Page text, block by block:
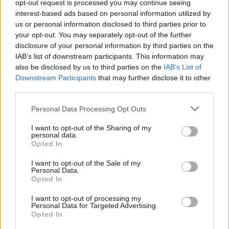
opt-out request is processed you may continue seeing
interest-based ads based on personal information utilized by
us or personal information disclosed to third parties prior to
your opt-out. You may separately opt-out of the further
disclosure of your personal information by third parties on the
IAB’s list of downstream participants. This information may
also be disclosed by us to third parties on the IAB’s List of
Downstream Participants that may further disclose it to other
Personal Data Processing Opt Outs
I want to opt-out of the Sharing of my
personal data.
Opted In
I want to opt-out of the Sale of my
Personal Data.
Opted In
I want to opt-out of processing my
Personal Data for Targeted Advertising.
Opted In
26.9.2000 14:30 | PRAHA (EkoList)
RoliSvětové bankya dalších mezinárodních finančních institucí při
poválečné obnově zemí bývalé Jugoslávie byl věnován druhý panel
fóra
Jiná zpráva Městské knihovně . Ivona Malbasic z organizace
CEE Bankwatch Networkuvedla, že nálety NATOna Jugoslávii a
bombardování továren u Dunaje, způsobily ekologické škody v
jeho povodí.
26.9.2000 14:20 | PRAHA (EkoList)
Kongresové centrum. Kolem dokola celé nově zrekonstruované
budovy stojí stovky doslova "obrněných" policistů s helmami,
které připomínají filmy o kosmonautech, s ochrannými štíty, které
jež spíše připomínají lyžařské "přezkáče" a s kryty holenních kostí a
loktů, kterými připomínají hokejisty.
Havel vzkázal finančníkům: začněte přemýšlet o jiném
žebříčku hodnot